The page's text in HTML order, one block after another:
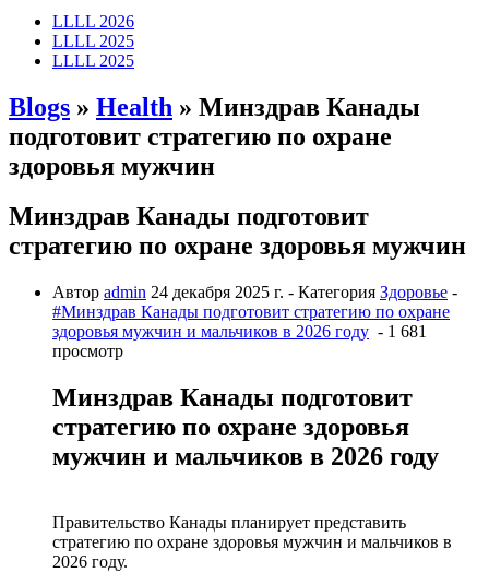
LLLL 2026
LLLL 2025
LLLL 2025
Blogs » Health » Минздрав Канады
подготовит стратегию по охране
здоровья мужчин
Минздрав Канады подготовит
стратегию по охране здоровья мужчин
Автор admin 24 декабря 2025 г. - Категория Здоровье -
#Минздрав Канады подготовит стратегию по охране
здоровья мужчин и мальчиков в 2026 году - 1 681
просмотр
Минздрав Канады подготовит
стратегию по охране здоровья
мужчин и мальчиков в 2026 году
Правительство Канады планирует представить
стратегию по охране здоровья мужчин и мальчиков в
2026 году.